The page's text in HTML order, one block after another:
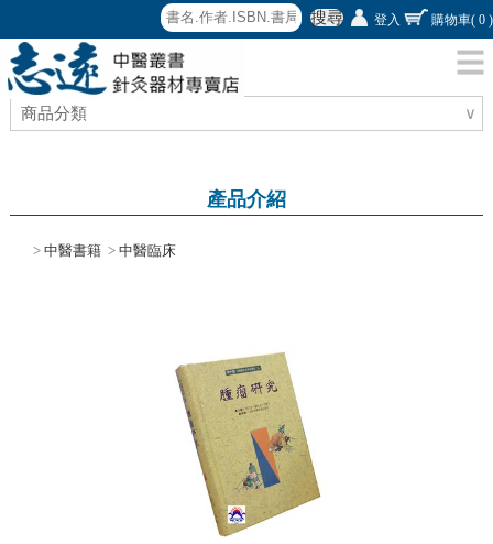
搜尋 登入 購物車( 0 )
商品分類 ∨
產品介紹
>中醫書籍 >中醫臨床